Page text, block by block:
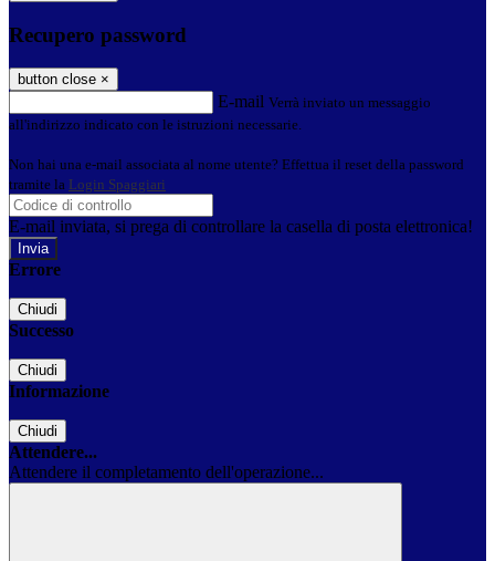
Recupero password
button close ×
E-mail Verrà inviato un messaggio
all'indirizzo indicato con le istruzioni necessarie.
Non hai una e-mail associata al nome utente? Effettua il reset della password
tramite la Login Spaggiari
E-mail inviata, si prega di controllare la casella di posta elettronica!
Errore
Chiudi
Successo
Chiudi
Informazione
Chiudi
Attendere...
Attendere il completamento dell'operazione...